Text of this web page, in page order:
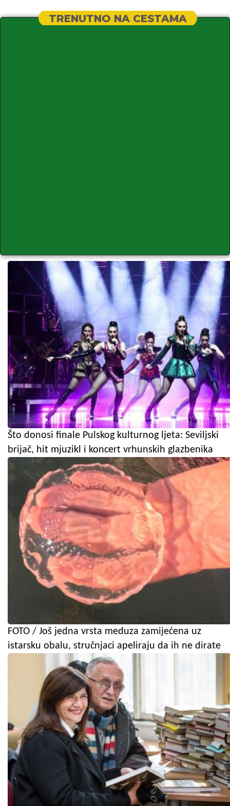
TRENUTNO NA CESTAMA
Što donosi finale Pulskog kulturnog ljeta: Seviljski
brijač, hit mjuzikl i koncert vrhunskih glazbenika
FOTO / Još jedna vrsta meduza zamijećena uz
istarsku obalu, stručnjaci apeliraju da ih ne dirate